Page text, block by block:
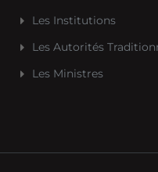
Les Institutions
Les Autorités
Les Ministres